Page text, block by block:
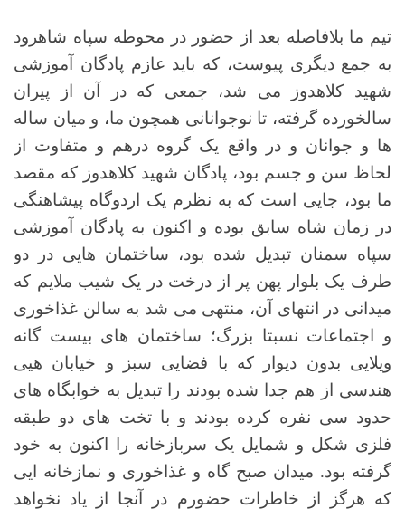
تیم ما بلافاصله بعد از حضور در محوطه سپاه شاهرود
به جمع دیگری پیوست، که باید عازم پادگان آموزشی
شهید کلاهدوز می شد، جمعی که در آن از پیران
سالخورده گرفته، تا نوجوانانی همچون ما، و میان ساله
ها و جوانان و در واقع یک گروه درهم و متفاوت از
لحاظ سن و جسم بود، پادگان شهید کلاهدوز که مقصد
ما بود، جایی است که به نظرم یک اردوگاه پیشاهنگی
در زمان شاه سابق بوده و اکنون به پادگان آموزشی
سپاه سمنان تبدیل شده بود، ساختمان هایی در دو
طرف یک بلوار پهن پر از درخت در یک شیب ملایم که
میدانی در انتهای آن، منتهی می شد به سالن غذاخوری
و اجتماعات نسبتا بزرگ؛ ساختمان های بیست گانه
ویلایی بدون دیوار که با فضایی سبز و خیابان هیی
هندسی از هم جدا شده بودند را تبدیل به خوابگاه های
حدود سی نفره کرده بودند و با تخت های دو طبقه
فلزی شکل و شمایل یک سربازخانه را اکنون به خود
گرفته بود. میدان صبح گاه و غذاخوری و نمازخانه ایی
که هرگز از خاطرات حضورم در آنجا از یاد نخواهد